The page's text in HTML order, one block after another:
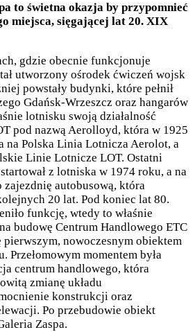
to świetna okazja by przypomnieć
miejsca, sięgającej lat 20. XIX
gdzie obecnie funkcjonuje
utworzony ośrodek ćwiczeń wojsk
powstały budynki, które pełnił
Gdańsk-Wrzeszcz oraz hangarów
lotnisku swoją działalność
pod nazwą Aerolloyd, która w 1925
na Polska Linia Lotnicza Aerolot, a
Linie Lotnicze LOT. Ostatni
z lotniska w 1974 roku, a na
autobusową, która
20 lat. Pod koniec lat 80.
funkcję, wtedy to właśnie
budowę Centrum Handlowego ETC
pierwszym, nowoczesnym obiektem
Przełomowym momentem była
centrum handlowego, która
zmianę układu
konstrukcji oraz
Po przebudowie obiekt
Zaspa.